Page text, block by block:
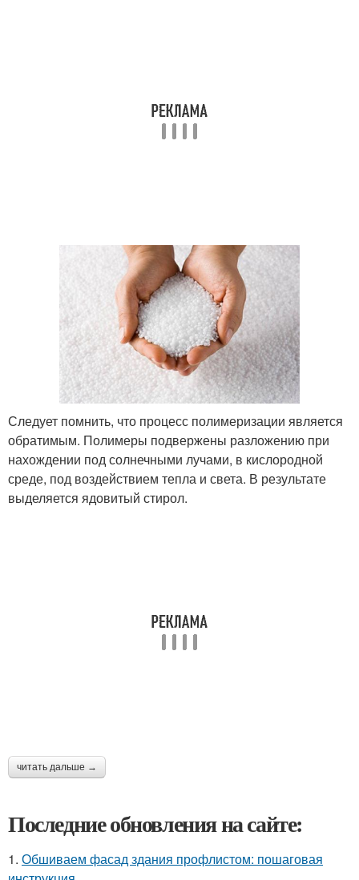
Следует помнить, что процесс полимеризации является
обратимым. Полимеры подвержены разложению при
нахождении под солнечными лучами, в кислородной
среде, под воздействием тепла и света. В результате
выделяется ядовитый стирол.
читать дальше →
Последние обновления на сайте:
1. Обшиваем фасад здания профлистом: пошаговая